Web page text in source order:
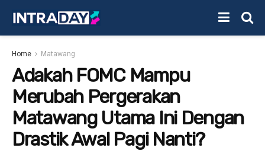
Home Matawang
Adakah FOMC Mampu
Merubah Pergerakan
Matawang Utama Ini Dengan
Drastik Awal Pagi Nanti?